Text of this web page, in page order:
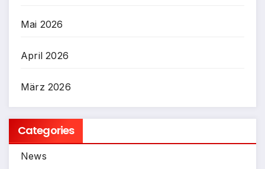
Mai 2026
April 2026
März 2026
Categories
News